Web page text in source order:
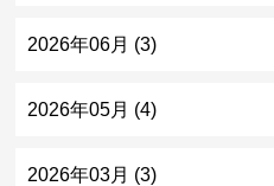
2026年06月 (3)
2026年05月 (4)
2026年03月 (3)